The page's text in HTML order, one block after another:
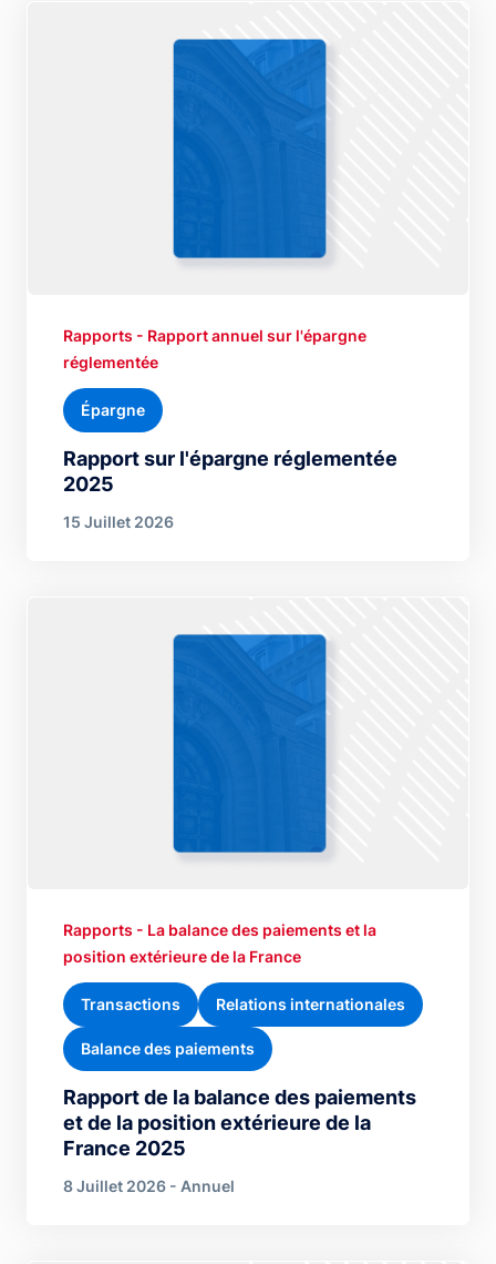
Rapport sur l'épargne réglementée
2025
Rapports - Rapport annuel sur l'épargne
réglementée
Épargne
15 Juillet 2026
Rapport de la balance des paiements
et de la position extérieure de la
France 2025
Rapports - La balance des paiements et la
position extérieure de la France
Transactions Relations internationales
Balance des paiements
8 Juillet 2026 - Annuel